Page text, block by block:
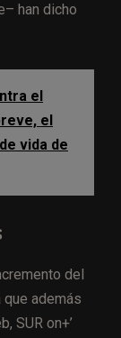
han dicho
el
el
vida de
del
además
SUR on+’